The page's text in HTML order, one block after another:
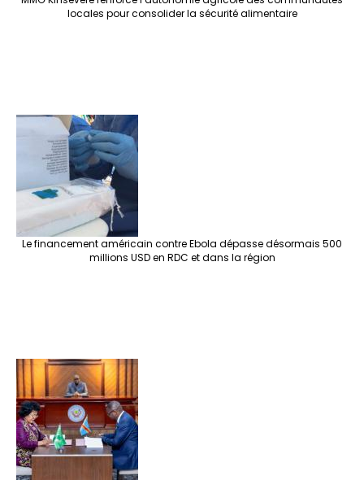
locales pour consolider la sécurité alimentaire
Le financement américain contre Ebola dépasse désormais 500
millions USD en RDC et dans la région